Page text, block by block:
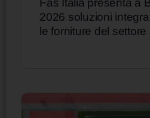
Fas Italia presenta a
2026 soluzioni
le forniture del